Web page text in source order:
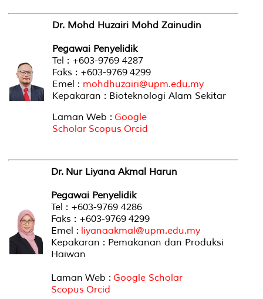
Dr. Mohd Huzairi Mohd Zainudin
Pegawai Penyelidik
Tel : +603-9769 4287
Faks : +603-9769 4299
Emel : mohdhuzairi@upm.edu.my
Kepakaran : Bioteknologi Alam Sekitar
Laman Web : Google
Scholar Scopus Orcid
Dr. Nur Liyana Akmal Harun
Pegawai Penyelidik
Tel : +603-9769 4286
Faks : +603-9769 4299
Emel : liyanaakmal@upm.edu.my
Kepakaran : Pemakanan dan Produksi
Haiwan
Laman Web : Google Scholar
Scopus Orcid